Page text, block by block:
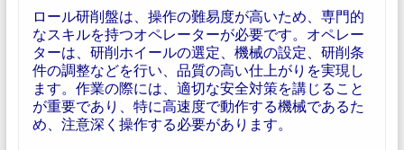
ロール研削盤は、操作の難易度が高いため、専門的
なスキルを持つオペレーターが必要です。オペレー
ターは、研削ホイールの選定、機械の設定、研削条
件の調整などを行い、品質の高い仕上がりを実現し
ます。作業の際には、適切な安全対策を講じること
が重要であり、特に高速度で動作する機械であるた
め、注意深く操作する必要があります。